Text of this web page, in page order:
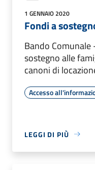
1 GENNAIO 2020
Fondi a
Bando
sostegno alle
canoni di
Accesso
LEGGI DI PIÙ